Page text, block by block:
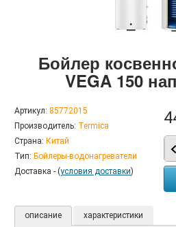
Бойлер
VEGA 150
Артикул: 85772015
Производитель: Termica
Страна: Китай
Тип: Бойлеры-водонагреватели
Доставка - (условия доставки)
описание характеристики